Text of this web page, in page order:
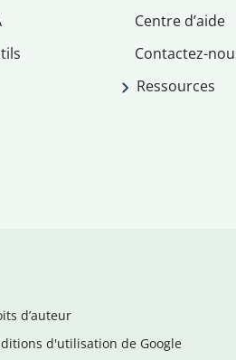
Centre d’aide
Contactez-
Ressources
d’auteur
d'utilisation de Google